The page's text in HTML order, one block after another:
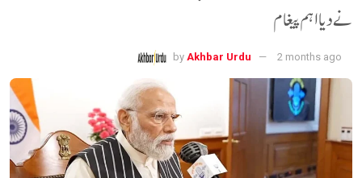
نے دیا اہم پیغام
by Akhbar Urdu 2 months ago